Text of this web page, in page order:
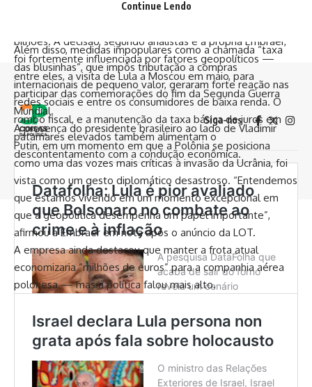
Além disso, medidas impopulares como a chamada “taxa
das blusinhas”, que impôs tributação a compras
internacionais de pequeno valor, geraram forte reação nas
redes sociais e entre os consumidores de baixa renda. O
rombo fiscal, e a manutenção da taxa básica de juros em
patamares elevados também alimentam o
descontentamento com a condução econômica.
reverteu sua estratégia de frota e optou por adquirir 40
bilhões. A decisão, segundo analistas e a própria Embraer,
foi fortemente influenciada por fatores geopolíticos —
entre eles, a visita de Lula a Moscou em maio, para
participar das comemorações do fim da Segunda Guerra
Mundial.
A presença do presidente brasileiro ao lado de Vladimir
Putin, em um momento em que a Polônia se posiciona
como uma das vozes mais críticas à invasão da Ucrânia, foi
vista como um gesto diplomático desastroso. “Entendemos
que estamos vivendo em um momento excepcional em
que a geopolítica desempenha um papel importante”,
afirmou a Embraer em nota após o anúncio da LOT.
A empresa ainda destacou que manter a frota atual
economizaria “milhões de euros” para a companhia aérea
polonesa — mas a política falou mais alto.
Continue Lendo
Siga-nos
© 2024 Coisas da Política. Todos os Direitos Reservados. A reprodução
dos conteúdo é permitida, desde que seja citada a fonte.